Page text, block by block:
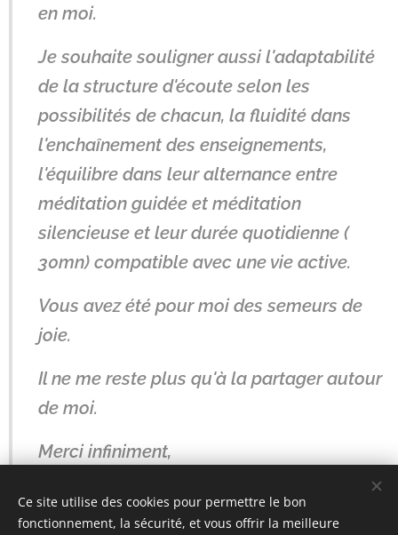
en moi.
Je souhaite souligner aussi l'adaptabilité
de la structure d'écoute selon les
possibilités de chacun, la fluidité dans
l'enchaînement des enseignements,
l'équilibre dans leur alternance entre
méditation guidée et méditation
silencieuse et leur durée quotidienne (
30mn) compatible avec une vie active.
Vous avez été pour moi des semeurs de
joie.
Il ne me reste plus qu'à la partager autour
de moi.
Merci infiniment,
Ce site utilise des cookies pour permettre le bon
fonctionnement, la sécurité, et vous offrir la meilleure